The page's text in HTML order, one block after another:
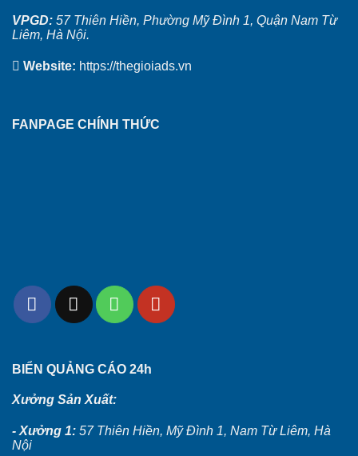
VPGD: 57 Thiên Hiền, Phường Mỹ Đình 1, Quận Nam Từ
Liêm, Hà Nội.
Website: https://thegioiads.vn
BIỂN QUẢNG CÁO 24h
Xưởng Sản Xuất:
- Xưởng 1: 57 Thiên Hiền, Mỹ Đình 1, Nam Từ Liêm, Hà
Nội
FANPAGE CHÍNH THỨC